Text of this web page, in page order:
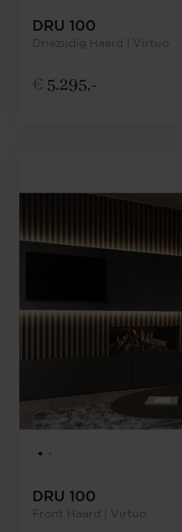
DRU 100
Driezijdig Haard | Virtuo
€ 5.295,-
DRU 100
Front Haard | Virtuo